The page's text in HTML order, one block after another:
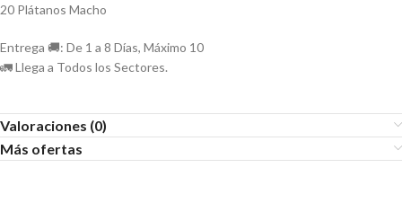
20 Plátanos Macho
Entrega 🚚: De 1 a 8 Días, Máximo 10
🚛 Llega a Todos los Sectores.
Valoraciones (0)
Más ofertas